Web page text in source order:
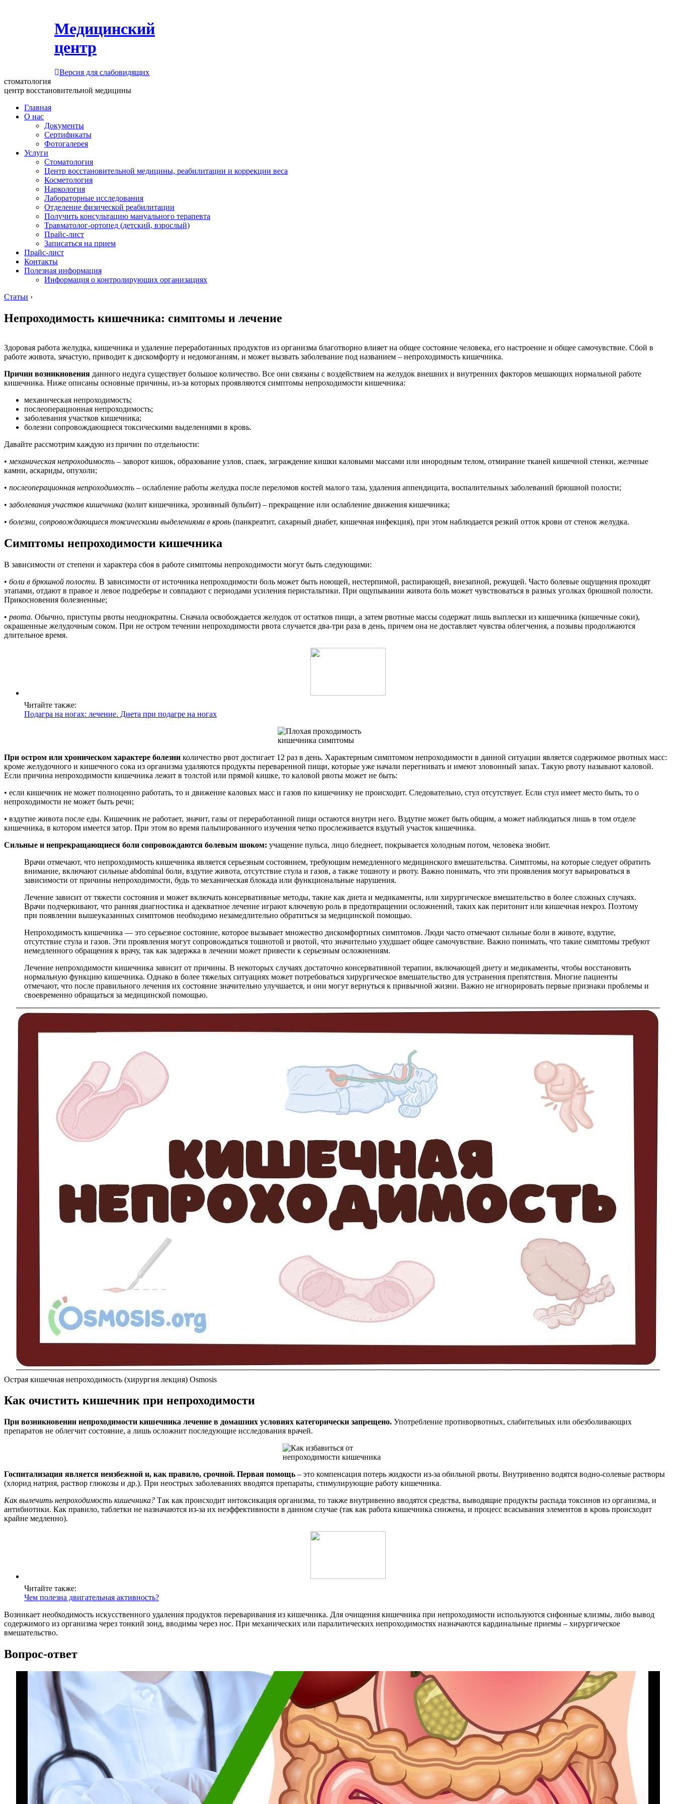
Медицинский
центр
Версия для слабовидящих
стоматология
центр восстановительной медицины
Главная
О нас
Документы
Сертификаты
Фотогалерея
Услуги
Стоматология
Центр восстановительной медицины, реабилитации и коррекции веса
Косметология
Наркология
Лабораторные исследования
Отделение физической реабилитации
Получить консультацию мануального терапевта
Травматолог-ортопед (детский, взрослый)
Прайс-лист
Записаться на прием
Прайс-лист
Контакты
Полезная информация
Информация о контролирующих организациях
Статьи ›
Непроходимость кишечника: симптомы и лечение
Здоровая работа желудка, кишечника и удаление переработанных продуктов из организма благотворно влияет на общее состояние человека, его настроение и общее самочувствие. Сбой в
работе живота, зачастую, приводит к дискомфорту и недомоганиям, и может вызвать заболевание под названием – непроходимость кишечника.
Причин возникновения данного недуга существует большое количество. Все они связаны с воздействием на желудок внешних и внутренних факторов мешающих нормальной работе
кишечника. Ниже описаны основные причины, из-за которых проявляются симптомы непроходимости кишечника:
механическая непроходимость;
послеоперационная непроходимость;
заболевания участков кишечника;
болезни сопровождающиеся токсическими выделениями в кровь.
Давайте рассмотрим каждую из причин по отдельности:
• механическая непроходимость – заворот кишок, образование узлов, спаек, заграждение кишки каловыми массами или инородным телом, отмирание тканей кишечной стенки, желчные
камни, аскариды, опухоли;
• послеоперационная непроходимость – ослабление работы желудка после переломов костей малого таза, удаления аппендицита, воспалительных заболеваний брюшной полости;
•заболевания участков кишечника (колит кишечника, эрозивный бульбит) – прекращение или ослабление движения кишечника;
• болезни, сопровождающиеся токсическими выделениями в кровь (панкреатит, сахарный диабет, кишечная инфекция), при этом наблюдается резкий отток крови от стенок желудка.
Симптомы непроходимости кишечника
В зависимости от степени и характера сбоя в работе симптомы непроходимости могут быть следующими:
• боли в брюшной полости. В зависимости от источника непроходимости боль может быть ноющей, нестерпимой, распирающей, внезапной, режущей. Часто болевые ощущения проходят
этапами, отдают в правое и левое подреберье и совпадают с периодами усиления перистальтики. При ощупывании живота боль может чувствоваться в разных уголках брюшной полости.
Прикосновения болезненные;
• рвота. Обычно, приступы рвоты неоднократны. Сначала освобождается желудок от остатков пищи, а затем рвотные массы содержат лишь выплески из кишечника (кишечные соки),
окрашенные желудочным соком. При не остром течении непроходимости рвота случается два-три раза в день, причем она не доставляет чувства облегчения, а позывы продолжаются
длительное время.
Читайте также:
Подагра на ногах: лечение. Диета при подагре на ногах
При остром или хроническом характере болезни количество рвот достигает 12 раз в день. Характерным симптомом непроходимости в данной ситуации является содержимое рвотных масс:
кроме желудочного и кишечного сока из организма удаляются продукты переваренной пищи, которые уже начали перегнивать и имеют зловонный запах. Такую рвоту называют каловой.
Если причина непроходимости кишечника лежит в толстой или прямой кишке, то каловой рвоты может не быть:
• если кишечник не может полноценно работать, то и движение каловых масс и газов по кишечнику не происходит. Следовательно, стул отсутствует. Если стул имеет место быть, то о
непроходимости не может быть речи;
• вздутие живота после еды. Кишечник не работает, значит, газы от переработанной пищи остаются внутри него. Вздутие может быть общим, а может наблюдаться лишь в том отделе
кишечника, в котором имеется затор. При этом во время пальпированного изучения четко прослеживается вздутый участок кишечника.
Сильные и непрекращающиеся боли сопровождаются болевым шоком: учащение пульса, лицо бледнеет, покрывается холодным потом, человека знобит.
Врачи отмечают, что непроходимость кишечника является серьезным состоянием, требующим немедленного медицинского вмешательства. Симптомы, на которые следует обратить
внимание, включают сильные abdominal боли, вздутие живота, отсутствие стула и газов, а также тошноту и рвоту. Важно понимать, что эти проявления могут варьироваться в
зависимости от причины непроходимости, будь то механическая блокада или функциональные нарушения.
Лечение зависит от тяжести состояния и может включать консервативные методы, такие как диета и медикаменты, или хирургическое вмешательство в более сложных случаях.
Врачи подчеркивают, что ранняя диагностика и адекватное лечение играют ключевую роль в предотвращении осложнений, таких как перитонит или кишечная некроз. Поэтому
при появлении вышеуказанных симптомов необходимо незамедлительно обратиться за медицинской помощью.
Непроходимость кишечника — это серьезное состояние, которое вызывает множество дискомфортных симптомов. Люди часто отмечают сильные боли в животе, вздутие,
отсутствие стула и газов. Эти проявления могут сопровождаться тошнотой и рвотой, что значительно ухудшает общее самочувствие. Важно понимать, что такие симптомы требуют
немедленного обращения к врачу, так как задержка в лечении может привести к серьезным осложнениям.
Лечение непроходимости кишечника зависит от причины. В некоторых случаях достаточно консервативной терапии, включающей диету и медикаменты, чтобы восстановить
нормальную функцию кишечника. Однако в более тяжелых ситуациях может потребоваться хирургическое вмешательство для устранения препятствия. Многие пациенты
отмечают, что после правильного лечения их состояние значительно улучшается, и они могут вернуться к привычной жизни. Важно не игнорировать первые признаки проблемы и
своевременно обращаться за медицинской помощью.
Острая кишечная непроходимость (хирургия лекция) Osmosis
Как очистить кишечник при непроходимости
При возникновении непроходимости кишечника лечение в домашних условиях категорически запрещено. Употребление противорвотных, слабительных или обезболивающих
препаратов не облегчит состояние, а лишь осложнит последующие исследования врачей.
Госпитализация является неизбежной и, как правило, срочной. Первая помощь – это компенсация потерь жидкости из-за обильной рвоты. Внутривенно водятся водно-солевые растворы
(хлорид натрия, раствор глюкозы и др.). При неострых заболеваниях вводятся препараты, стимулирующие работу кишечника.
Как вылечить непроходимость кишечника? Так как происходит интоксикация организма, то также внутривенно вводятся средства, выводящие продукты распада токсинов из организма, и
антибиотики. Как правило, таблетки не назначаются из-за их неэффективности в данном случае (так как работа кишечника снижена, и процесс всасывания элементов в кровь происходит
крайне медленно).
Читайте также:
Чем полезна двигательная активность?
Возникает необходимость искусственного удаления продуктов переваривания из кишечника. Для очищения кишечника при непроходимости используются сифонные клизмы, либо вывод
содержимого из организма через тонкий зонд, вводимы через нос. При механических или паралитических непроходимостях назначаются кардинальные приемы – хирургическое
вмешательство.
Вопрос-ответ